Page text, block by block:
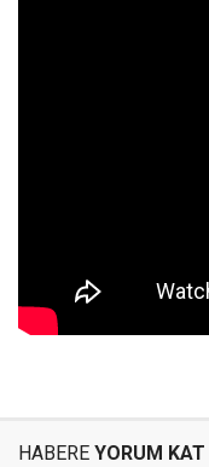
HABERE YORUM KAT